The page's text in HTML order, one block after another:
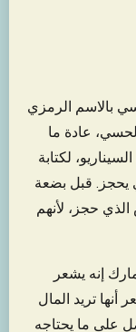
بالاسم الرمزي
عادة ما
لكتابة
يحجز. قبل بضعة
حجز، لأنهم
إنه يشعر
أنها تريد المال
على ما يحتاجه